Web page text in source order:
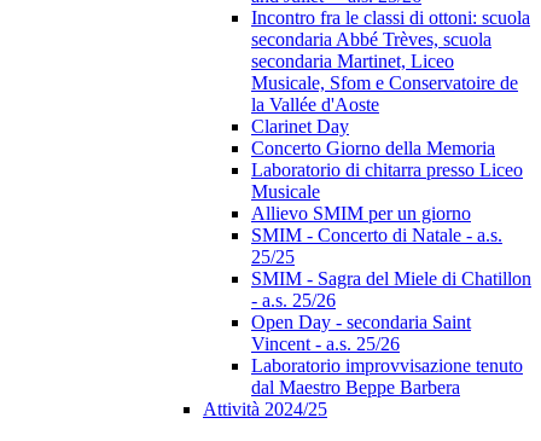
Incontro fra le classi di ottoni: scuola
secondaria Abbé Trèves, scuola
secondaria Martinet, Liceo
Musicale, Sfom e Conservatoire de
la Vallée d'Aoste
Clarinet Day
Concerto Giorno della Memoria
Laboratorio di chitarra presso Liceo
Musicale
Allievo SMIM per un giorno
SMIM - Concerto di Natale - a.s.
25/25
SMIM - Sagra del Miele di Chatillon
- a.s. 25/26
Open Day - secondaria Saint
Vincent - a.s. 25/26
Laboratorio improvvisazione tenuto
dal Maestro Beppe Barbera
Attività 2024/25